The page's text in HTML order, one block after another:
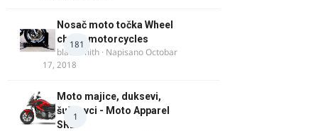
181
Nosač moto točka Wheel
chock motorcycles
blacksmith · NapisanoOctobar
17, 2018
1
Moto majice, duksevi,
šuškavci - Moto Apparel
SRB